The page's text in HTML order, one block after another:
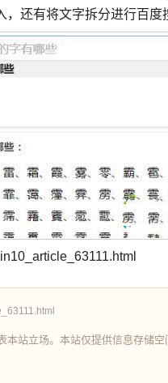
还有将文字拆分进行百度
站立场。本站仅提供信息存储